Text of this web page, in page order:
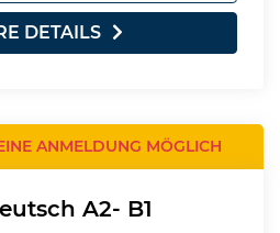
DETAILS
ANMELDUNG MÖGLICH
A2- B1